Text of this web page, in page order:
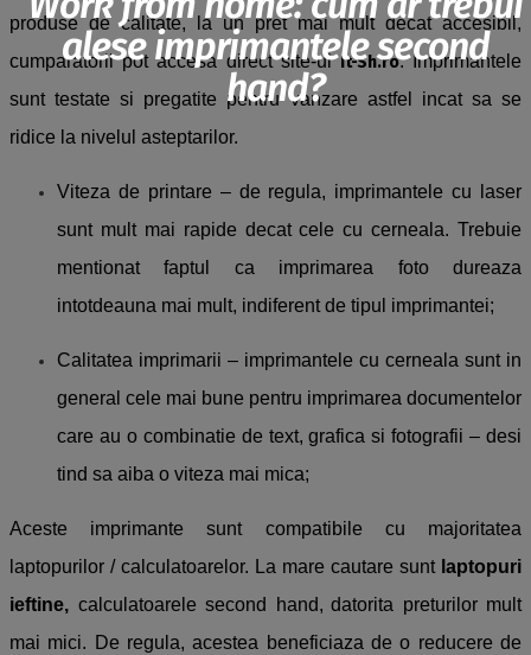
alese imprimantele second
hand?
produse de calitate, la un pret mai mult decat accesibil,
cumparatorii pot accesa direct site-ulIt-Sh.ro. Imprimantele
sunt testate si pregatite pentru vanzare astfel incat sa se
ridice la nivelul asteptarilor.
Viteza de printare – de regula, imprimantele cu laser
sunt mult mai rapide decat cele cu cerneala. Trebuie
mentionat faptul ca imprimarea foto dureaza
intotdeauna mai mult, indiferent de tipul imprimantei;
Calitatea imprimarii – imprimantele cu cerneala sunt in
general cele mai bune pentru imprimarea documentelor
care au o combinatie de text, grafica si fotografii – desi
tind sa aiba o viteza mai mica;
Aceste imprimante sunt compatibile cu majoritatea
laptopurilor / calculatoarelor. La mare cautare sunt laptopuri
ieftine, calculatoarele second hand, datorita preturilor mult
mai mici. De regula, acestea beneficiaza de o reducere de